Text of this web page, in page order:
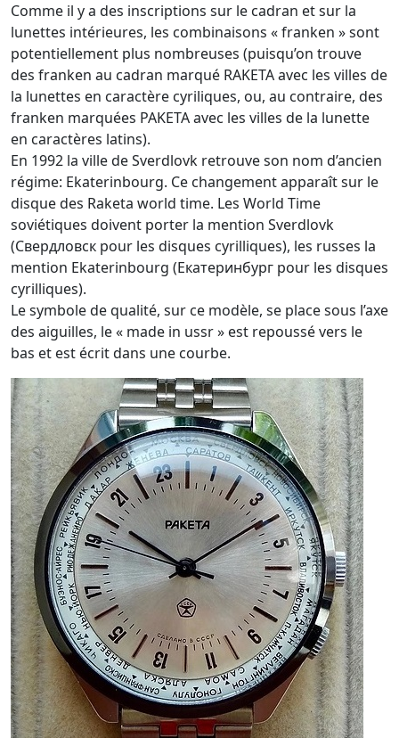
Comme il y a des inscriptions sur le cadran et sur la
lunettes intérieures, les combinaisons « franken » sont
potentiellement plus nombreuses (puisqu’on trouve
des franken au cadran marqué RAKETA avec les villes de
la lunettes en caractère cyriliques, ou, au contraire, des
franken marquées PAKETA avec les villes de la lunette
en caractères latins).
En 1992 la ville de Sverdlovk retrouve son nom d’ancien
régime: Ekaterinbourg. Ce changement apparaît sur le
disque des Raketa world time. Les World Time
soviétiques doivent porter la mention Sverdlovk
(Свердловск pour les disques cyrilliques), les russes la
mention Ekaterinbourg (Екатеринбург pour les disques
cyrilliques).
Le symbole de qualité, sur ce modèle, se place sous l’axe
des aiguilles, le « made in ussr » est repoussé vers le
bas et est écrit dans une courbe.